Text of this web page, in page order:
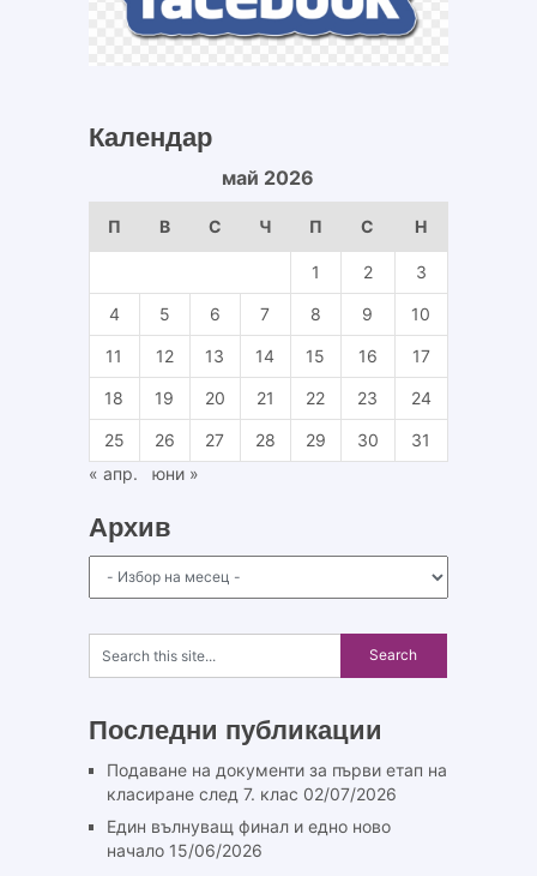
Календар
май 2026
П В С Ч П С Н
1 2 3
4 5 6 7 8 9 10
11 12 13 14 15 16 17
18 19 20 21 22 23 24
25 26 27 28 29 30
31
« апр.
юни »
Архив
Последни публикации
Подаване на документи за първи етап на
класиране след 7. клас 02/07/2026
Един вълнуващ финал и едно ново
начало 15/06/2026